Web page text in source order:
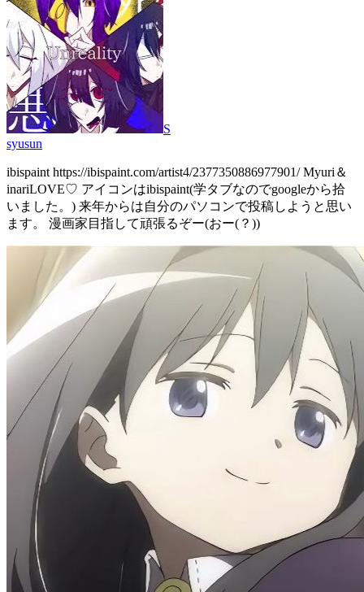
S
syusun
ibispaint https://ibispaint.com/artist4/2377350886977901/ Myuri＆
inariLOVE♡ アイコンはibispaint(学タブなのでgoogleから拾
いました。) 来年からは自分のパソコンで投稿しようと思い
ます。 漫画家目指して頑張るぞー(おー(？))